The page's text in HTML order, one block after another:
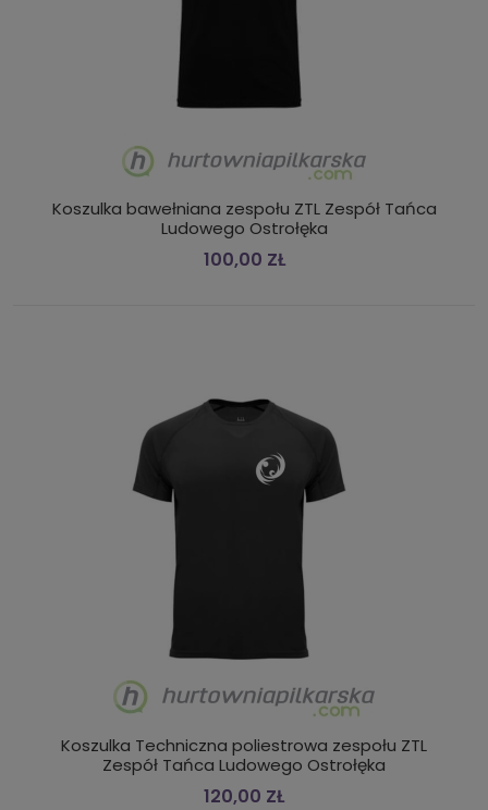
Koszulka bawełniana zespołu ZTL Zespół Tańca
Ludowego Ostrołęka
100,00 ZŁ
Koszulka Techniczna poliestrowa zespołu ZTL
Zespół Tańca Ludowego Ostrołęka
120,00 ZŁ